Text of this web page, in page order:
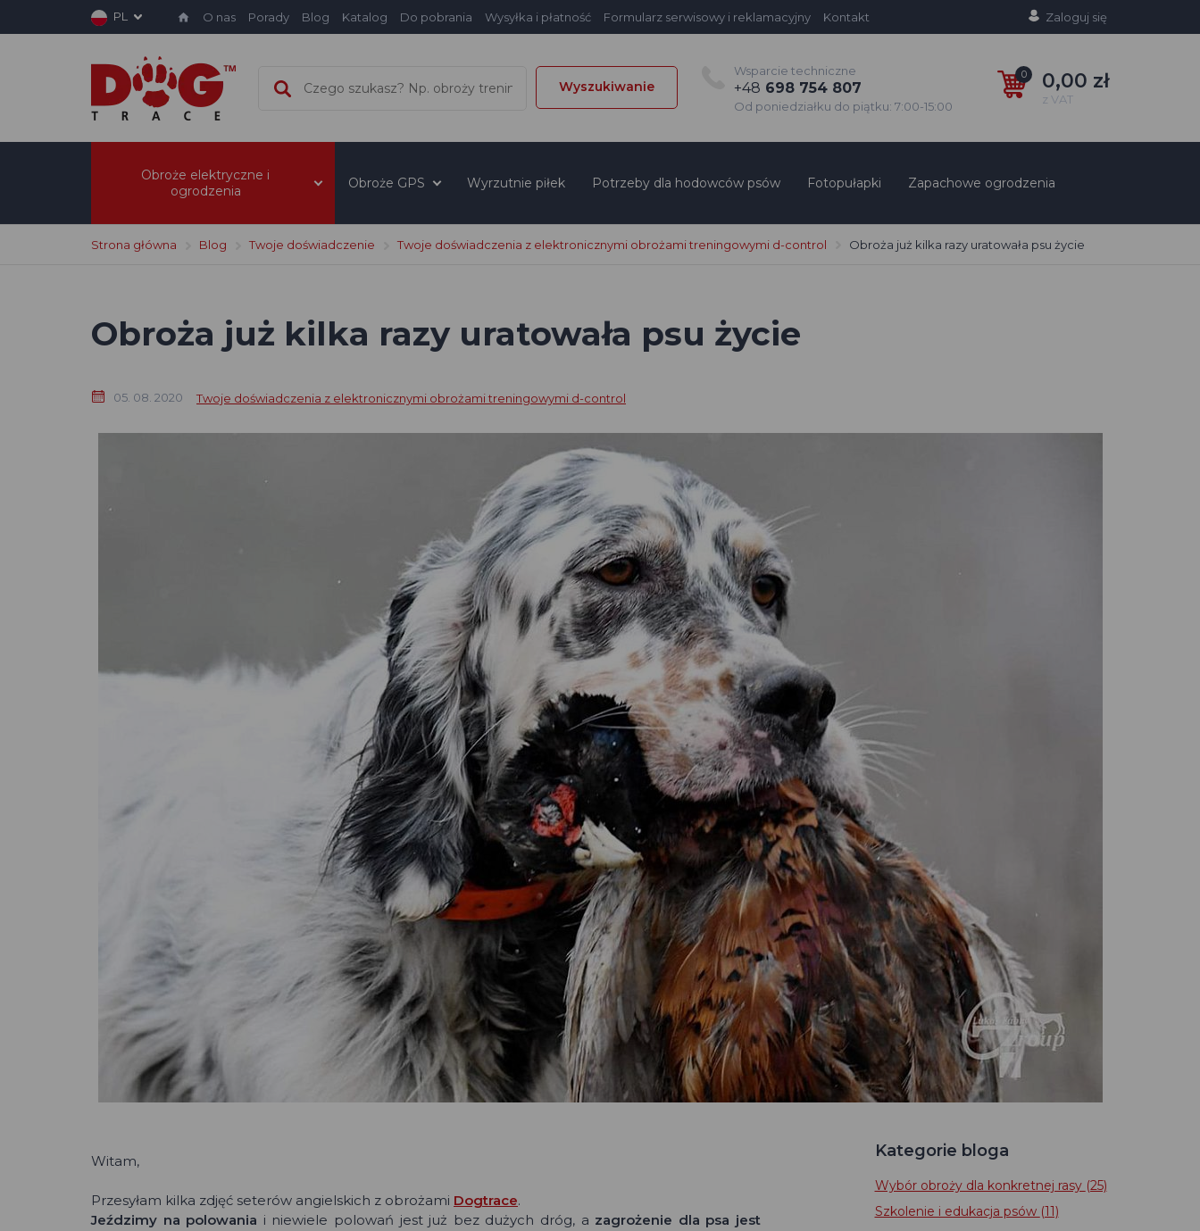
PL O nas Porady Blog Katalog Do pobrania Wysyłka i płatność Formularz serwisowy i reklamacyjny Kontakt Zaloguj się
Wyszukiwanie
Wsparcie techniczne
+48 698 754 807
Od poniedziałku do piątku: 7:00-15:00
0 0,00 zł
z VAT
Obroże elektryczne i
ogrodzenia
Obroże GPS Wyrzutnie piłek Potrzeby dla hodowców psów Fotopułapki Zapachowe ogrodzenia
Strona główna Blog Twoje doświadczenie Twoje doświadczenia z elektronicznymi obrożami treningowymi d-control Obroża już kilka razy uratowała psu życie
Obroża już kilka razy uratowała psu życie
05. 08. 2020 Twoje doświadczenia z elektronicznymi obrożami treningowymi d-control
Witam,
Przesyłam kilka zdjęć seterów angielskich z obrożami Dogtrace.
Jeździmy na polowania i niewiele polowań jest już bez dużych dróg, a zagrożenie dla psa jest
Kategorie bloga
Wybór obroży dla konkretnej rasy (25)
Szkolenie i edukacja psów (11)